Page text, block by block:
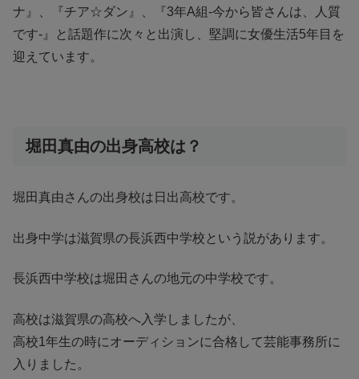
ナ』、『チア☆ダン』、『3年A組-今から皆さんは、人質
です-』と話題作に次々と出演し、堅調に女優生活5年目を
迎えています。
堀田真由の出身高校は？
堀田真由さんの出身校は日出高校です。
出身中学は滋賀県の長浜西中学校という説があります。
長浜西中学校は堀田さんの地元の中学校です。
高校は滋賀県の高校へ入学しましたが、
高校1年生の時にオーディションに合格して芸能事務所に
入りました。